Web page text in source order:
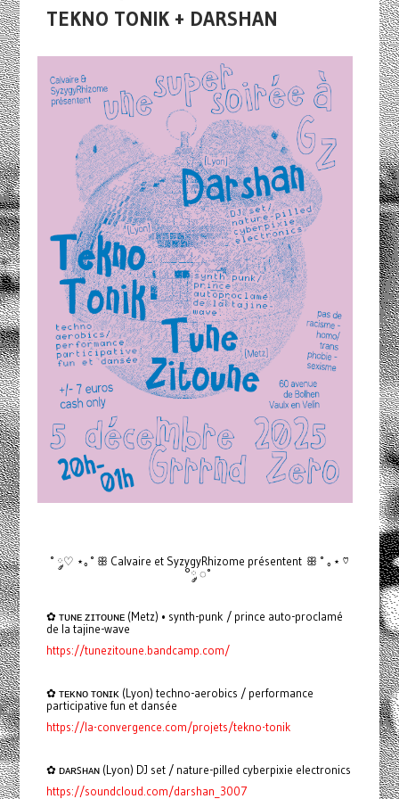
TEKNO TONIK + DARSHAN
˚ ◌༘♡ ⋆｡˚ ꕥ Calvaire et SyzygyRhizome présentent ꕥ ˚ ｡⋆ ♡
°༘ ◌˚
✿ ᴛᴜɴᴇ ᴢɪᴛᴏᴜɴᴇ (Metz) • synth-punk / prince auto-proclamé
de la tajine-wave
https://tunezitoune.bandcamp.com/
✿ ᴛᴇᴋɴᴏ ᴛᴏɴɪᴋ (Lyon) techno-aerobics / performance
participative fun et dansée
https://la-convergence.com/projets/tekno-tonik
✿ ᴅᴀʀꜱʜᴀɴ (Lyon) DJ set / nature-pilled cyberpixie electronics
https://soundcloud.com/darshan_3007